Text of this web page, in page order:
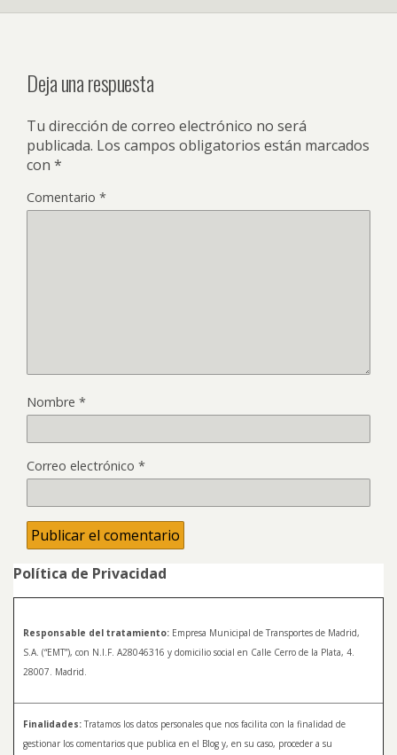
Deja una respuesta
Tu dirección de correo electrónico no será
publicada. Los campos obligatorios están marcados
con *
Comentario *
Nombre *
Correo electrónico *
Política de Privacidad
Responsable del tratamiento: Empresa Municipal de Transportes de Madrid,
S.A. (“EMT”), con N.I.F. A28046316 y domicilio social en Calle Cerro de la Plata, 4.
28007. Madrid.
Finalidades: Tratamos los datos personales que nos facilita con la finalidad de
gestionar los comentarios que publica en el Blog y, en su caso, proceder a su